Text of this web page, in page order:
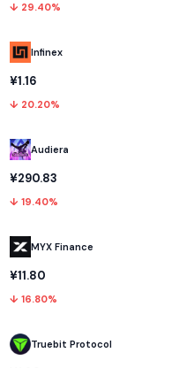
↓ 29.40%
Infinex
¥1.16
↓ 20.20%
Audiera
¥290.83
↓ 19.40%
MYX Finance
¥11.80
↓ 16.80%
Truebit Protocol